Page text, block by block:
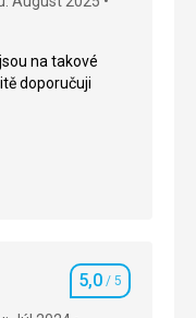
na takové
doporučuji
na takové
5,0/ 5
Hodnotenie
5,0 / 5